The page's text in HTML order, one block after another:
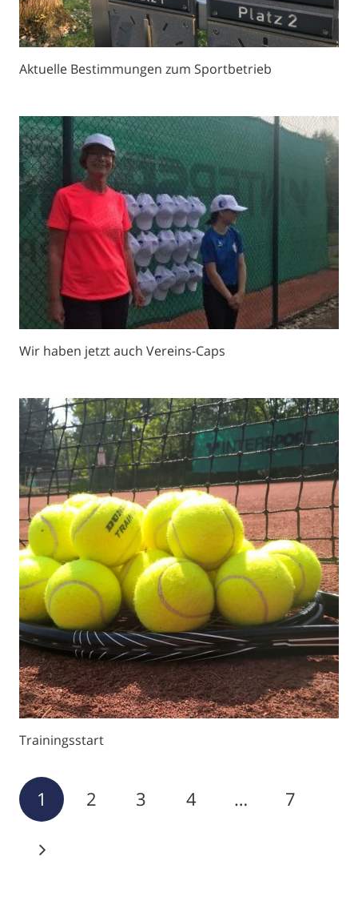
Aktuelle Bestimmungen zum Sportbetrieb
Wir haben jetzt auch Vereins-Caps
Trainingsstart
1 2 3 4 … 7